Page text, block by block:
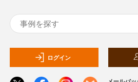
ログイン